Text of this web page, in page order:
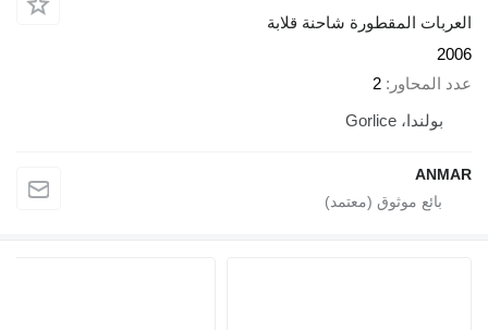
العربات المقطورة شاحنة قلابة
2006
عدد المحاور
2
بولندا، Gorlice
ANMAR